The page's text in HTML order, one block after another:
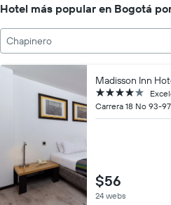
Hotel más popular en Bogotá
Chapinero
Madisson Inn
4 estrellas
Carrera 18 No 93-97
$56
24 webs